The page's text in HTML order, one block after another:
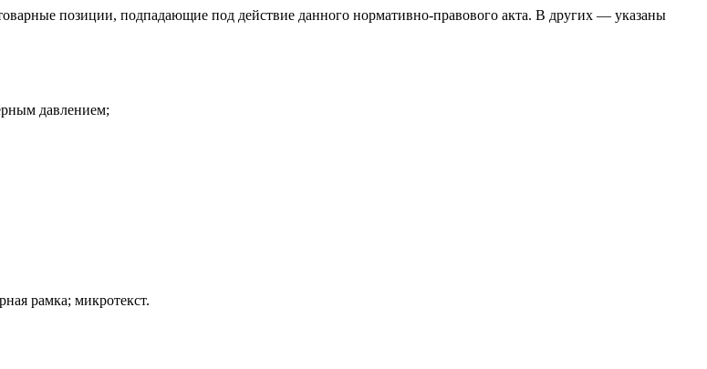
позиции, подпадающие под действие данного нормативно-правового акта. В других — указаны
давлением;
рамка; микротекст.